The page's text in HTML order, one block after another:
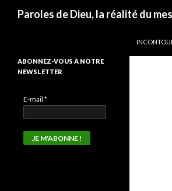
Paroles de Dieu, la réalité du
ABONNEZ-VOUS À NOTRE
NEWSLETTER
E-mail *